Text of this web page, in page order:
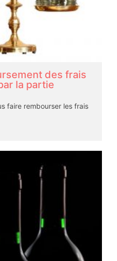
des frais
la partie
faire rembourser les frais